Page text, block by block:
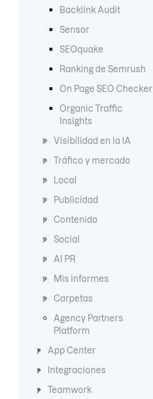
Backlink Audit
Sensor
SEOquake
Ranking de Semrush
On Page SEO Checker
Organic Traffic
Insights
Visibilidad en la IA
Tráfico y mercado
Local
Publicidad
Contenido
Social
AI PR
Mis informes
Carpetas
Agency Partners
Platform
App Center
Integraciones
Teamwork